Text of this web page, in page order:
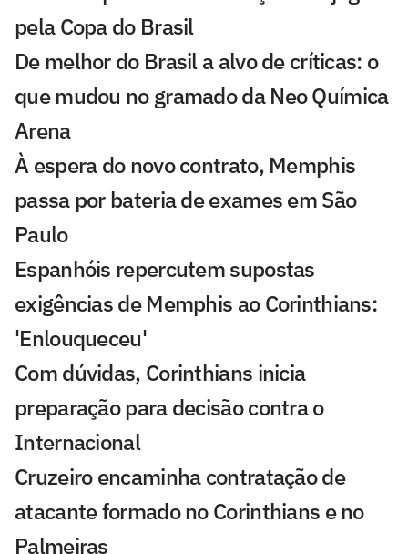
pela Copa do Brasil
De melhor do Brasil a alvo de críticas: o
que mudou no gramado da Neo Química
Arena
À espera do novo contrato, Memphis
passa por bateria de exames em São
Paulo
Espanhóis repercutem supostas
exigências de Memphis ao Corinthians:
'Enlouqueceu'
Com dúvidas, Corinthians inicia
preparação para decisão contra o
Internacional
Cruzeiro encaminha contratação de
atacante formado no Corinthians e no
Palmeiras